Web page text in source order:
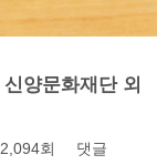
양문화재단 외
2,094회
댓글